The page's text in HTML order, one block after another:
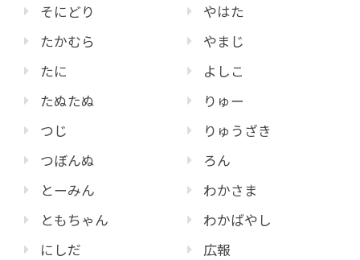
そにどり
たかむら
たに
たぬたぬ
つじ
つぼんぬ
とーみん
ともちゃん
にしだ
やはた
やまじ
よしこ
りゅー
りゅうざき
ろん
わかさま
わかばやし
広報